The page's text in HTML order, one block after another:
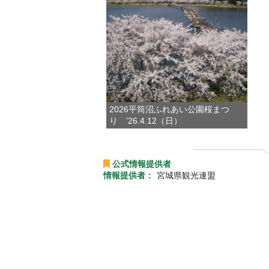
2026平筒沼ふれあい公園桜まつ
り ’26.4.12（日）
公式情報提供者
情報提供者：
宮城県観光連盟